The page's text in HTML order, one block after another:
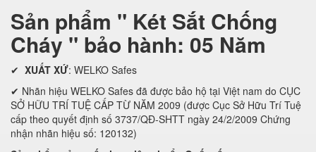
Sản phẩm " Két Sắt Chống
Cháy " bảo hành: 05 Năm
✔ XUẤT XỨ: WELKO Safes
✔ Nhãn hiệu WELKO Safes đã được bảo hộ tại Việt nam do CỤC
SỞ HỮU TRÍ TUỆ CẤP TỪ NĂM 2009 (được Cục Sở Hữu Trí Tuệ
cấp theo quyết định số 3737/QĐ-SHTT ngày 24/2/2009 Chứng
nhận nhãn hiệu số: 120132)